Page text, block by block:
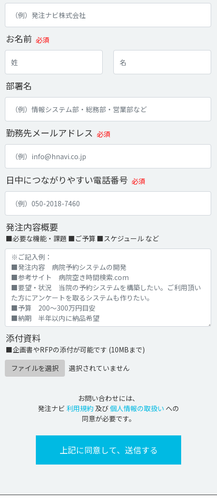
お名前 必須
部署名
勤務先メールアドレス 必須
日中につながりやすい電話番号 必須
発注内容概要
■必要な機能・課題 ■ご予算 ■スケジュール など
添付資料
■企画書やRFPの添付が可能です (10MBまで)
ファイルを選択
選択されていません
お問い合わせには、
発注ナビ 利用規約 及び個人情報の取扱い への
同意が必要です。